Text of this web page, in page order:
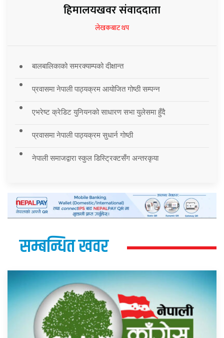
हिमालयखवर संवाददाता
लेखकबाट थप
बालबालिकाको समरक्याम्पको दीक्षान्त
प्रवासमा नेपाली पाठ्यक्रम आयोजित गोष्ठी सम्पन्न
एभरेष्ट क्रेडिट युनियनको साधारण सभा युलेसमा हुँदै
प्रवासमा नेपाली पाठ्यक्रम सुधार्न गोष्ठी
नेपाली समाजद्वारा स्कुल डिस्ट्रिक्टसँग अन्तरकृया
सम्बन्धित खवर